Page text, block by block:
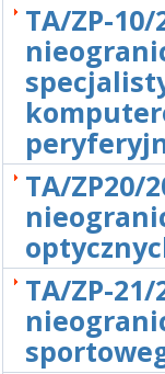
TA/ZP-
TA/
TA/ZP-